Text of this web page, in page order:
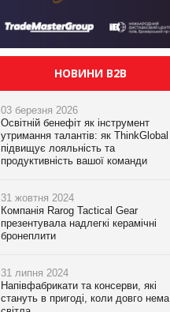
НОВИНИ B2B
03 березня 2026
Освітній бенефіт як інструмент
утримання талантів: як ThinkGlobal
підвищує лояльність та
продуктивність вашої команди
31 жовтня 2024
Компанія Rarog Tactical Gear
презентувала надлегкі керамічні
бронеплити
31 липня 2024
Напівфабрикати та консерви, які
стануть в пригоді, коли довго нема